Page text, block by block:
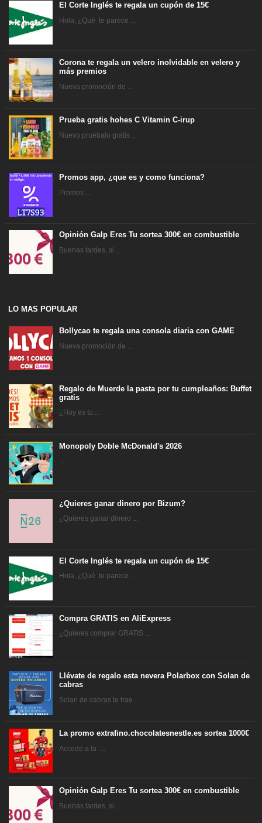
El Corte Inglés te regala un cupón de 15€
Hola, ¿Qué te parece ...
Corona te regala un velero inolvidable en velero y
más premios
Nueva promoción de ...
Prueba gratis hohes C Vitamin C-irup
Nuevo pruébalo gratis ...
Promos app, ¿que es y como funciona?
Promos ...
Opinión Galp Eres Tu sortea 300€ en combustible
Buenas tardes, si ...
LO MAS POPULAR
Bollycao te regala una consola diaria con GAME
Nueva promoción de ...
Regalo de Muerde la pasta por tu cumpleaños: Buffet
gratis
¿Hoy es tu ...
Monopoly Doble McDonald's 2026
...
¿Quieres ganar dinero por Bizum?
¿Quieres ganar dinero ...
El Corte Inglés te regala un cupón de 15€
Hola, ¿Qué te parece ...
Compra GRATIS en AliExpress
¿Quieres comprar GRATIS ...
Llévate de regalo esta nevera Polarbox con Solan de
cabras
Solan de cabras te trae ...
La promo extrafino.chocolatesnestle.es sortea 1000€
Accede a la ...
Opinión Galp Eres Tu sortea 300€ en combustible
Buenas tardes, si ...